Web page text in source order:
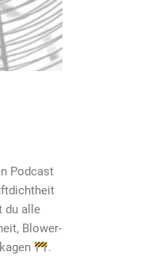
Podcast
du alle
Blower-
.